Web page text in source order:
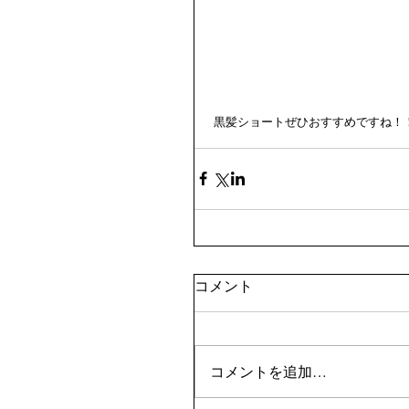
黒髪ショートぜひおすすめですね！
コメント
コメントを追加…